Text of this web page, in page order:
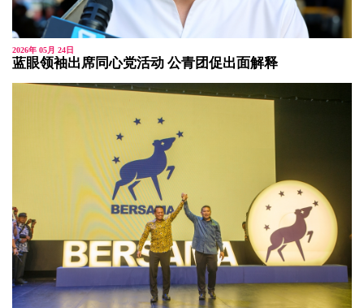
2026年 05月 24日
蓝眼领袖出席同心党活动 公青团促出面解释